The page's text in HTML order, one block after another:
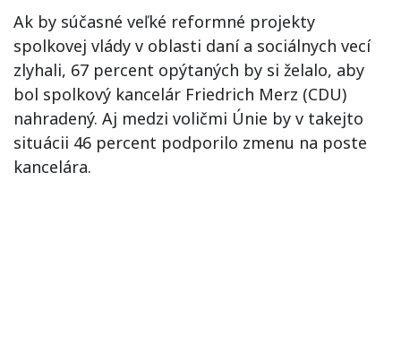
Ak by súčasné veľké reformné projekty
spolkovej vlády v oblasti daní a sociálnych vecí
zlyhali, 67 percent opýtaných by si želalo, aby
bol spolkový kancelár Friedrich Merz (CDU)
nahradený. Aj medzi voličmi Únie by v takejto
situácii 46 percent podporilo zmenu na poste
kancelára.